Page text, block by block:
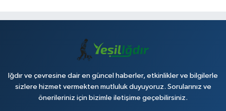
Iğdır ve çevresine dair en güncel haberler, etkinlikler ve bilgilerle
sizlere hizmet vermekten mutluluk duyuyoruz. Sorularınız ve
önerileriniz için bizimle iletişime geçebilirsiniz.